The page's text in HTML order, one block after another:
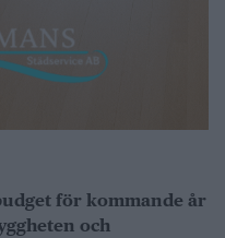
för kommande år
och